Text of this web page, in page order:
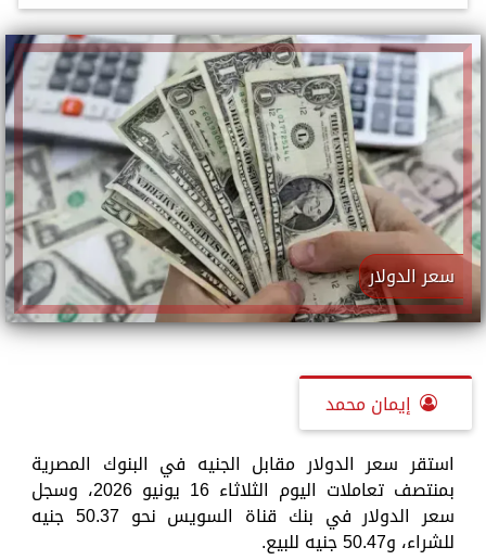
سعر الدولار
إيمان محمد
استقر سعر الدولار مقابل الجنيه في البنوك المصرية
بمنتصف تعاملات اليوم الثلاثاء 16 يونيو 2026، وسجل
سعر الدولار في بنك قناة السويس نحو 50.37 جنيه
للشراء، و50.47 جنيه للبيع.